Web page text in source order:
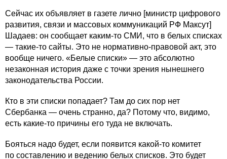
Сейчас их объявляет в газете лично [министр цифрового
развития, связи и массовых коммуникаций РФ Максут]
Шадаев: он сообщает каким-то СМИ, что в белых списках
— такие-то сайты. Это не нормативно-правовой акт, это
вообще ничего. «Белые списки» — это абсолютно
незаконная история даже с точки зрения нынешнего
законодательства России.
Кто в эти списки попадает? Там до сих пор нет
Сбербанка — очень странно, да? Потому что, видимо,
есть какие-то причины его туда не включать.
Бояться надо будет, если появится какой-то комитет
по составлению и ведению белых списков. Это будет